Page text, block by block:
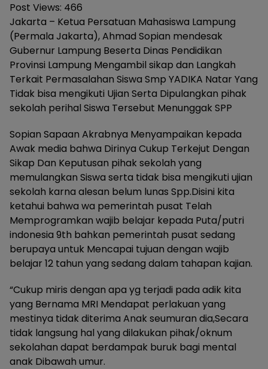
Post Views: 466
Jakarta – Ketua Persatuan Mahasiswa Lampung
(Permala Jakarta), Ahmad Sopian mendesak
Gubernur Lampung Beserta Dinas Pendidikan
Provinsi Lampung Mengambil sikap dan Langkah
Terkait Permasalahan Siswa Smp YADIKA Natar Yang
Tidak bisa mengikuti Ujian Serta Dipulangkan pihak
sekolah perihal Siswa Tersebut Menunggak SPP
Sopian Sapaan Akrabnya Menyampaikan kepada
Awak media bahwa Dirinya Cukup Terkejut Dengan
Sikap Dan Keputusan pihak sekolah yang
memulangkan Siswa serta tidak bisa mengikuti ujian
sekolah karna alesan belum lunas Spp.Disini kita
ketahui bahwa wa pemerintah pusat Telah
Memprogramkan wajib belajar kepada Puta/putri
indonesia 9th bahkan pemerintah pusat sedang
berupaya untuk Mencapai tujuan dengan wajib
belajar 12 tahun yang sedang dalam tahapan kajian.
“Cukup miris dengan apa yg terjadi pada adik kita
yang Bernama MRI Mendapat perlakuan yang
mestinya tidak diterima Anak seumuran dia,Secara
tidak langsung hal yang dilakukan pihak/oknum
sekolahan dapat berdampak buruk bagi mental
anak Dibawah umur.